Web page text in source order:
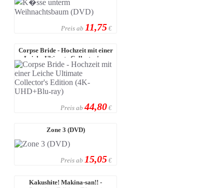
Preis ab 11,75 €
Corpse Bride - Hochzeit mit einer
Leiche Ultimate Collector's ...
Preis ab 44,80 €
Zone 3 (DVD)
Preis ab 15,05 €
Kakushite! Makina-san!! -